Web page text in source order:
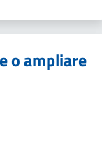
o ampliare